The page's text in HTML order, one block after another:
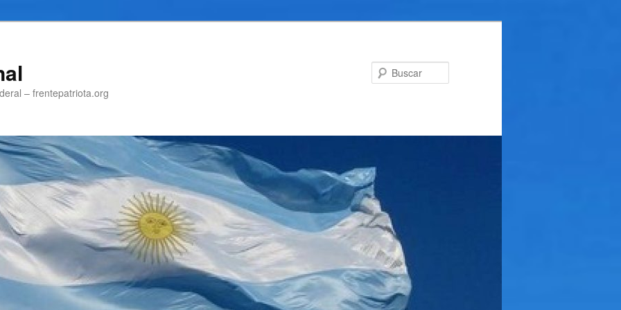
– frentepatriota.org